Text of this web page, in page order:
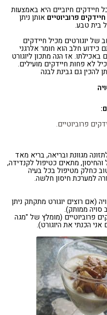
חיידקים חיוביים היא באמצעות
פרוביוטיים אותן ניתן
בית טבע.
של יוגורטים מכיל חיידקים
כידוע חלב הוא חומר אלרגני
אז הנה מתכון ליוגורט
לא פחות חיידקים מועילים.
להכין גם גבינת לבנה
פרוביוטיים.
מגוונת ובריאה, בריא מאד
מתאים כטיפול לקנדידה,
כחלק מטיפול בכל בעיה
למערכת חיסון חלשה.
(אם רוצים יוגורט מתקתק ניתן
ממותק).
פרוביוטיים (מומלץ של "מגה
אני הכנתי את היוגורט).